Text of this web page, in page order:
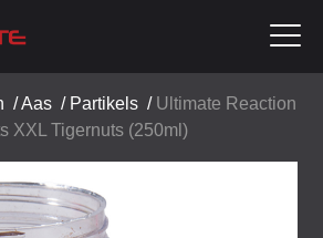
/Aas / Partikels / Ultimate Reaction
XXL Tigernuts (250ml)